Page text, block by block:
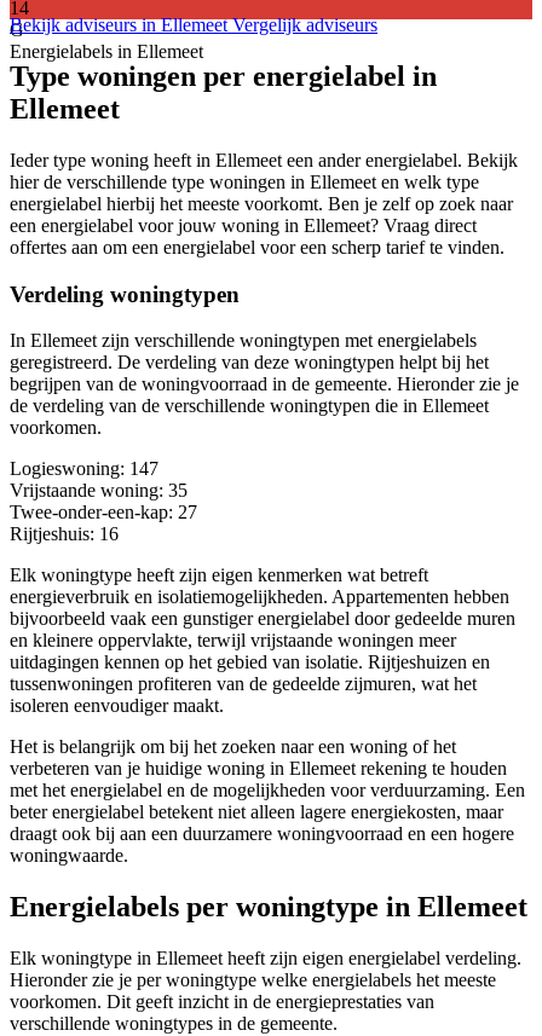
14
G
Energielabels in Ellemeet
Bekijk adviseurs in EllemeetVergelijk adviseurs
Type woningen per energielabel in
Ellemeet
Ieder type woning heeft in Ellemeet een ander energielabel. Bekijk
hier de verschillende type woningen in Ellemeet en welk type
energielabel hierbij het meeste voorkomt. Ben je zelf op zoek naar
een energielabel voor jouw woning in Ellemeet? Vraag direct
offertes aan om een energielabel voor een scherp tarief te vinden.
Verdeling woningtypen
In Ellemeet zijn verschillende woningtypen met energielabels
geregistreerd. De verdeling van deze woningtypen helpt bij het
begrijpen van de woningvoorraad in de gemeente. Hieronder zie je
de verdeling van de verschillende woningtypen die in Ellemeet
voorkomen.
Logieswoning: 147
Vrijstaande woning: 35
Twee-onder-een-kap: 27
Rijtjeshuis: 16
Elk woningtype heeft zijn eigen kenmerken wat betreft
energieverbruik en isolatiemogelijkheden. Appartementen hebben
bijvoorbeeld vaak een gunstiger energielabel door gedeelde muren
en kleinere oppervlakte, terwijl vrijstaande woningen meer
uitdagingen kennen op het gebied van isolatie. Rijtjeshuizen en
tussenwoningen profiteren van de gedeelde zijmuren, wat het
isoleren eenvoudiger maakt.
Het is belangrijk om bij het zoeken naar een woning of het
verbeteren van je huidige woning in Ellemeet rekening te houden
met het energielabel en de mogelijkheden voor verduurzaming. Een
beter energielabel betekent niet alleen lagere energiekosten, maar
draagt ook bij aan een duurzamere woningvoorraad en een hogere
woningwaarde.
Energielabels per woningtype in Ellemeet
Elk woningtype in Ellemeet heeft zijn eigen energielabel verdeling.
Hieronder zie je per woningtype welke energielabels het meeste
voorkomen. Dit geeft inzicht in de energieprestaties van
verschillende woningtypes in de gemeente.